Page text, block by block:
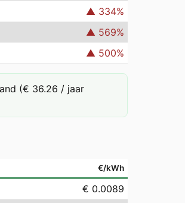
▲ 334%
▲ 569%
▲ 500%
(€ 36.26 / jaar
€/kWh
€ 0.0089